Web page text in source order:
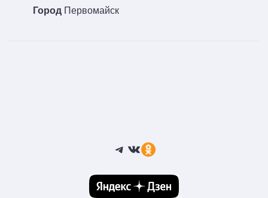
Город Первомайск
Telegram
ВКонтакте
Ссылка